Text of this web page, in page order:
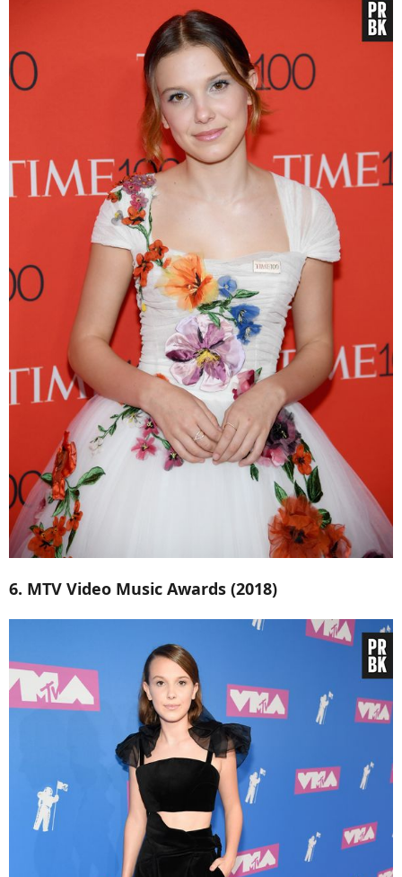
6. MTV Video Music Awards (2018)